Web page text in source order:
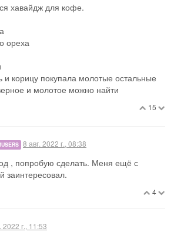
хавайдж для кофе.
ореха
корицу покупала молотые остальные
и молотое можно найти
15
8 авг. 2022 г., 08:38
, попробую сделать. Меня ещё с
заинтересовал.
4
2022 г., 11:53